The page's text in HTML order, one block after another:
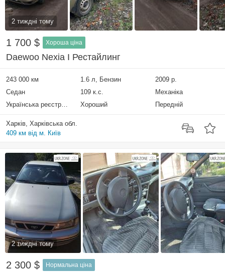
2 тиждні тому
1 700 $ Хороша ціна
Daewoo Nexia I Рестайлинг
243 000 км 1.6 л, Бензин
2009 р.
Седан
109 к.с.
Механіка
Українська реєстрація
Хороший Передній
Харків, Харківська обл.
409 км від м. Київ
2 тиждні тому
2 300 $ Нормальна ціна